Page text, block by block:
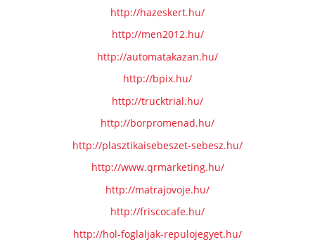
http://hazeskert.hu/
http://men2012.hu/
http://automatakazan.hu/
http://bpix.hu/
http://trucktrial.hu/
http://borpromenad.hu/
http://plasztikaisebeszet-sebesz.hu/
http://www.qrmarketing.hu/
http://matrajovoje.hu/
http://friscocafe.hu/
http://hol-foglaljak-repulojegyet.hu/